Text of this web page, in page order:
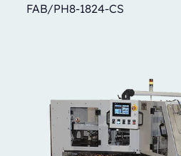
FAB/PH8-1824-CS